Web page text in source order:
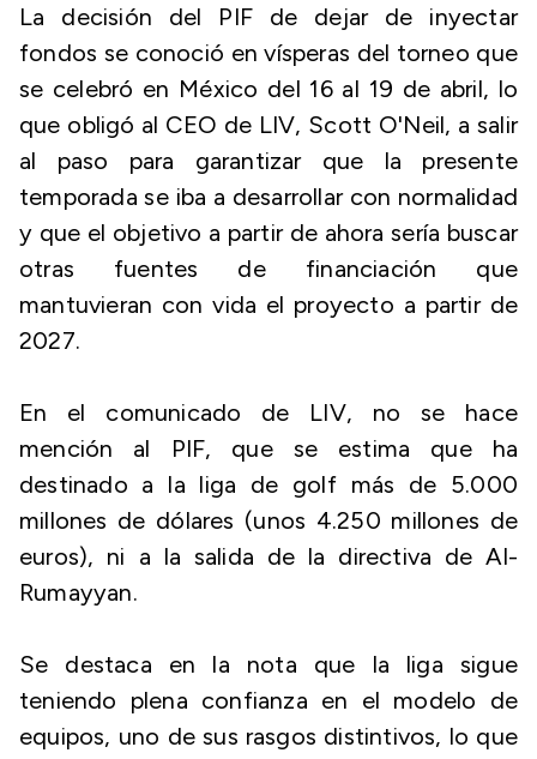
La decisión del PIF de dejar de inyectar
fondos se conoció en vísperas del torneo que
se celebró en México del 16 al 19 de abril, lo
que obligó al CEO de LIV, Scott O'Neil, a salir
al paso para garantizar que la presente
temporada se iba a desarrollar con normalidad
y que el objetivo a partir de ahora sería buscar
otras fuentes de financiación que
mantuvieran con vida el proyecto a partir de
2027.
En el comunicado de LIV, no se hace
mención al PIF, que se estima que ha
destinado a la liga de golf más de 5.000
millones de dólares (unos 4.250 millones de
euros), ni a la salida de la directiva de Al-
Rumayyan.
Se destaca en la nota que la liga sigue
teniendo plena confianza en el modelo de
equipos, uno de sus rasgos distintivos, lo que